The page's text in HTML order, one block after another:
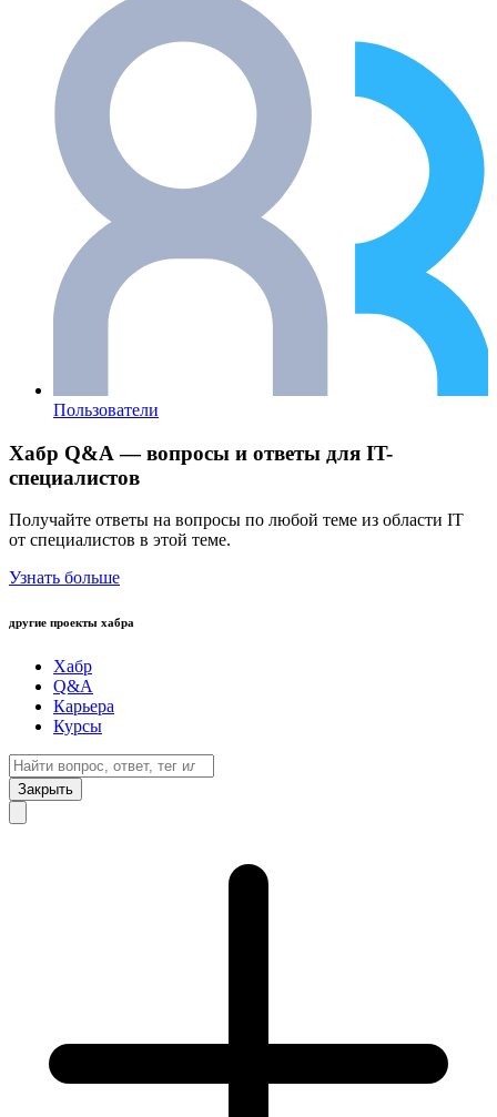
Пользователи
Хабр Q&A — вопросы и ответы для IT-
специалистов
Получайте ответы на вопросы по любой теме из области IT
от специалистов в этой теме.
Узнать больше
другие проекты хабра
Хабр
Q&A
Карьера
Курсы
Закрыть